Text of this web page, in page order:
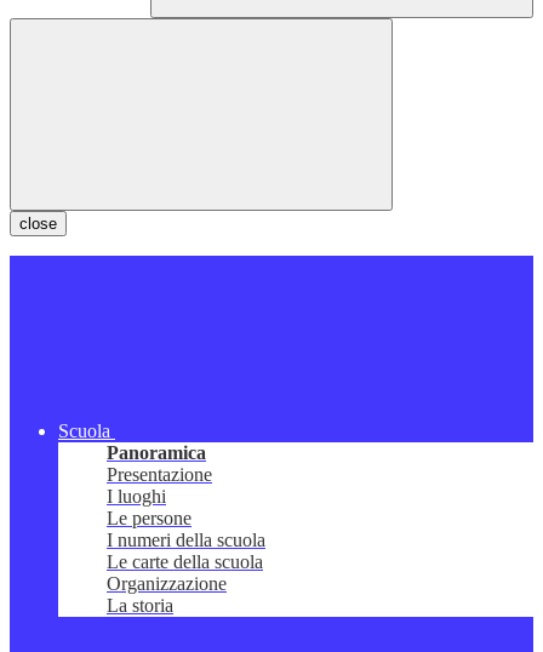
close
Scuola
Panoramica
Presentazione
I luoghi
Le persone
I numeri della scuola
Le carte della scuola
Organizzazione
La storia